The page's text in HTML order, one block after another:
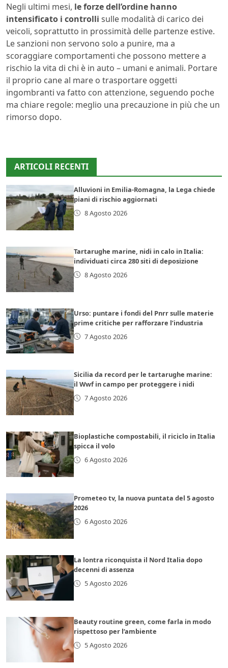
Negli ultimi mesi, le forze dell’ordine hanno
intensificato i controlli sulle modalità di carico dei
veicoli, soprattutto in prossimità delle partenze estive.
Le sanzioni non servono solo a punire, ma a
scoraggiare comportamenti che possono mettere a
rischio la vita di chi è in auto – umani e animali. Portare
il proprio cane al mare o trasportare oggetti
ingombranti va fatto con attenzione, seguendo poche
ma chiare regole: meglio una precauzione in più che un
rimorso dopo.
ARTICOLI RECENTI
Alluvioni in Emilia-Romagna, la Lega chiede
piani di rischio aggiornati
8 Agosto 2026
Tartarughe marine, nidi in calo in Italia:
individuati circa 280 siti di deposizione
8 Agosto 2026
Urso: puntare i fondi del Pnrr sulle materie
prime critiche per rafforzare l’industria
7 Agosto 2026
Sicilia da record per le tartarughe marine:
il Wwf in campo per proteggere i nidi
7 Agosto 2026
Bioplastiche compostabili, il riciclo in Italia
spicca il volo
6 Agosto 2026
Prometeo tv, la nuova puntata del 5 agosto
2026
6 Agosto 2026
La lontra riconquista il Nord Italia dopo
decenni di assenza
5 Agosto 2026
Beauty routine green, come farla in modo
rispettoso per l’ambiente
5 Agosto 2026